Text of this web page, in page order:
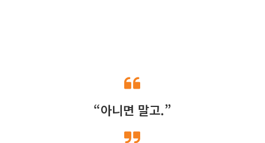
“아니면 말고.”